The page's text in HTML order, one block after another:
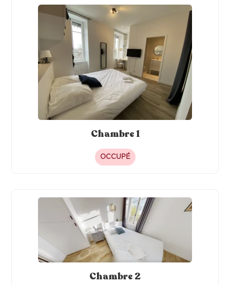
Fer à repasser
Four Congélateur
Machine à café Hotte
Meubles Lave-linge
Chambre 1
OCCUPÉ
Chambre 2